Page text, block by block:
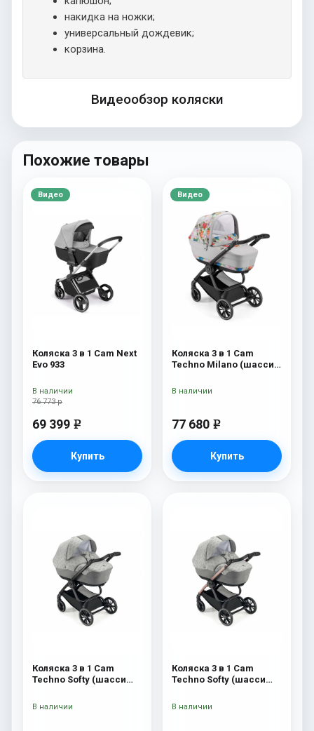
накидка на ножки;
универсальный дождевик;
корзина.
Видеообзор коляски
Похожие товары
Видео
Коляска 3 в 1 Cam Next
Evo 933
76 773 р
69 399 e
Купить
В наличии
Видео
Коляска 3 в 1 Cam
Techno Milano (шасси
77 680 e
Купить
В наличии
Коляска 3 в 1 Cam
Techno Softy (шасси
В наличии
Коляска 3 в 1 Cam
Techno Softy (шасси
В наличии